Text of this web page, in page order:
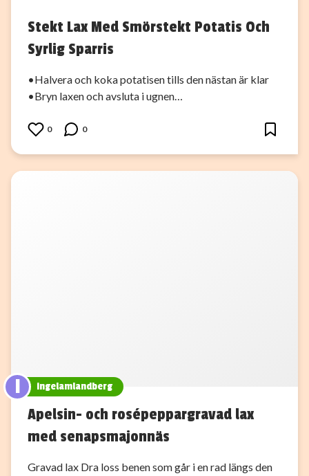
Stekt Lax Med Smörstekt Potatis Och
Syrlig Sparris
•Halvera och koka potatisen tills den nästan är klar
•Bryn laxen och avsluta i ugnen…
0 0
I ingelamlandberg
Apelsin- och rosépeppargravad lax
med senapsmajonnäs
Gravad lax Dra loss benen som går i en rad längs den